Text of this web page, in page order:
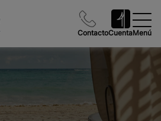
ContactoCuentaMenú